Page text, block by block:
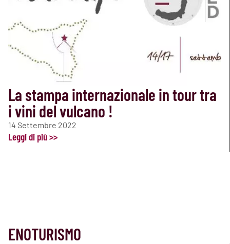
La stampa internazionale in tour tra
i vini del vulcano !
14 Settembre 2022
Leggi di più >>
ENOTURISMO